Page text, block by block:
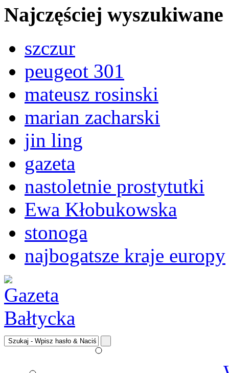
Najczęściej wyszukiwane
szczur
peugeot 301
mateusz rosinski
marian zacharski
jin ling
gazeta
nastoletnie prostytutki
Ewa Kłobukowska
stonoga
najbogatsze kraje europy